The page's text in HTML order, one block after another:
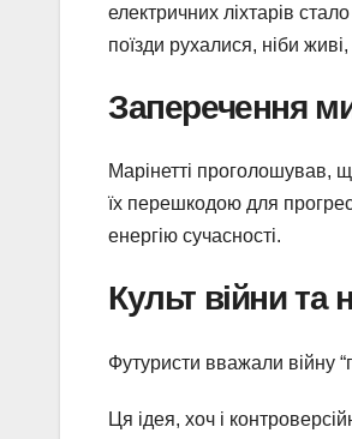
електричних ліхтарів
поїзди рухалися, ніби
Заперечення
Марінетті проголошував,
їх перешкодою для
енергію сучасності.
Культ війни та
Футуристи вважали війну
Ця ідея, хоч і